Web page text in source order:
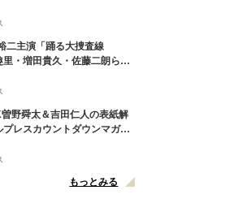
感じる」の声
二主演「踊る大捜査線
里・増田貴久・佐藤二朗ら新
キーワード”も
野舜太＆吉田仁人の表紙解
レスカウントダウンマガジ
もっとみる